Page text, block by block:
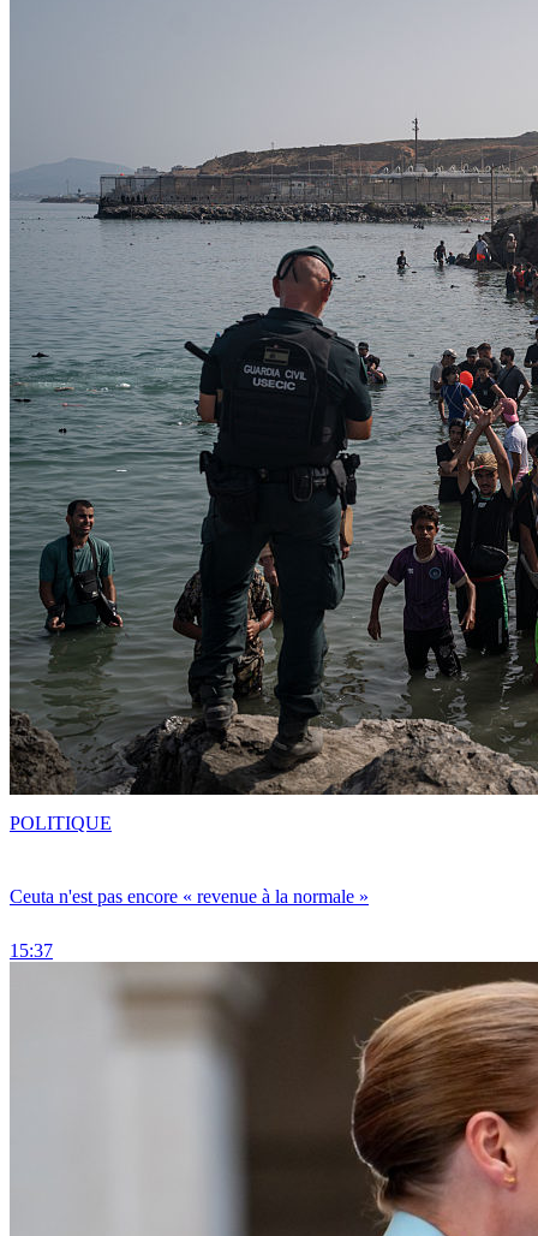
Ceuta n'est pas encore « revenue à la normale »
15:37
POLITIQUE